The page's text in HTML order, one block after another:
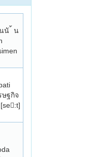
นนั ้ น
ษฐกิจ